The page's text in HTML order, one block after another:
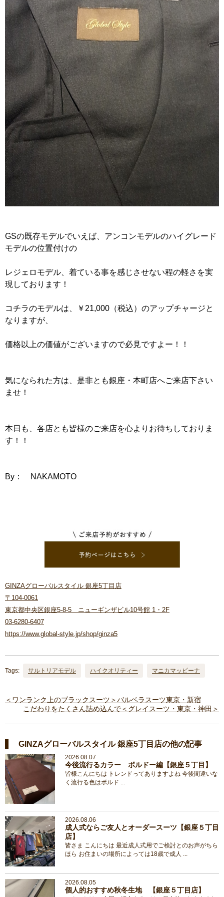
GSの既存モデルでいえば、アンコンモデルのハイグレード
モデルの位置付けの
レジェロモデル、着ている事を感じさせない程の軽さを実
現しております！
コチラのモデルは、￥21,000（税込）のアップチャージと
なりますが、
価格以上の価値がございますので必見ですよー！！
気になられた方は、是非とも銀座・本町店へご来店下さい
ませ！
本日も、各店とも皆様のご来店を心よりお待ちしておりま
す！！
By： NAKAMOTO
GINZAグローバルスタイル 銀座5丁目店
〒104-0061
東京都中央区銀座5-8-5 ニューギンザビル10号館 1・2F
03-6280-6407
https://www.global-style.jp/shop/ginza5
Tags: サルトリアモデル ハイクオリティー マニカマッピーナ
＜ワンランク上のブラックスーツ＞バルベラスーツ東京・新宿
こだわりをたくさん詰め込んで＜グレイスーツ・東京・神田＞
GINZAグローバルスタイル 銀座5丁目店の他の記事
2026.08.07
今後流行るカラー ボルドー編【銀座５丁目】
皆様こんにちは トレンドってありますよね 今後間違いな
く流行る色はボルド ...
2026.08.06
成人式ならご友人とオーダースーツ【銀座５丁目
店】
皆さま こんにちは 最近成人式用でご検討とのお声がちら
ほら お住まいの場所によっては18歳で成人 ...
2026.08.05
個人的おすすめ秋冬生地 【銀座５丁目店】